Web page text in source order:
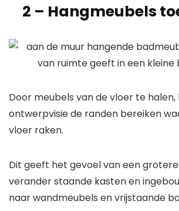
2 – Hangmeubels
Door meubels van de vloer te halen,
ontwerpvisie de randen bereiken
vloer raken.
Dit geeft het gevoel van een
verander staande kasten en
naar wandmeubels en vrijstaande